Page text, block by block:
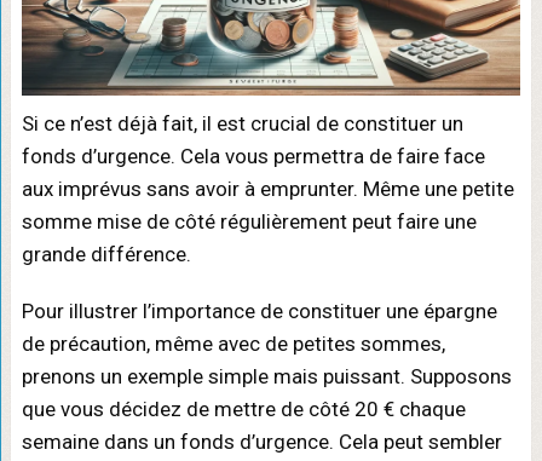
Si ce n’est déjà fait, il est crucial de constituer un
fonds d’urgence. Cela vous permettra de faire face
aux imprévus sans avoir à emprunter. Même une petite
somme mise de côté régulièrement peut faire une
grande différence.
Pour illustrer l’importance de constituer une épargne
de précaution, même avec de petites sommes,
prenons un exemple simple mais puissant. Supposons
que vous décidez de mettre de côté 20 € chaque
semaine dans un fonds d’urgence. Cela peut sembler